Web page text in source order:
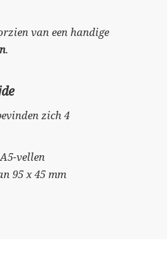
van een handige
.
zich 4
vellen
95 x 45 mm